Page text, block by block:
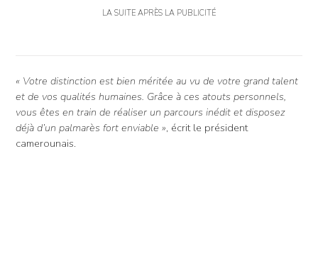
LA SUITE APRÈS LA PUBLICITÉ
« Votre distinction est bien méritée au vu de votre grand talent
et de vos qualités humaines. Grâce à ces atouts personnels,
vous êtes en train de réaliser un parcours inédit et disposez
déjà d’un palmarès fort enviable », écrit le président
camerounais.